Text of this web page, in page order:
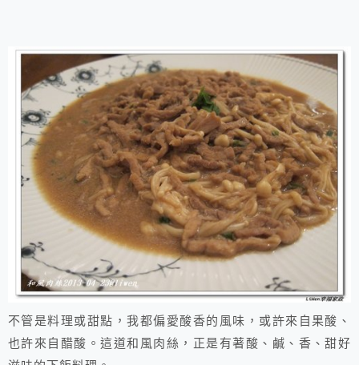
不管是料理或甜點，我都偏愛酸香的風味，或許來自果酸、
也許來自醋酸。這道和風肉絲，正是有著酸、鹹、香、甜好